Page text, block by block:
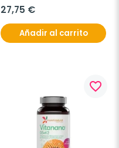
27,75 €
Añadir al carrito
favorite_border